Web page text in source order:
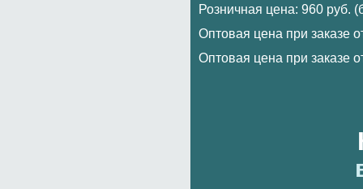
Розничная цена: 960 руб.
Оптовая цена при заказе
Оптовая цена при заказе